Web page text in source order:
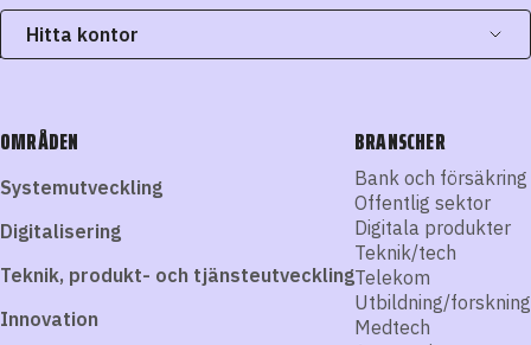
Hitta kontor
OMRÅDEN
Systemutveckling
Digitalisering
Teknik, produkt- och tjänsteutveckling
Innovation
BRANSCHER
Bank och försäkring
Offentlig sektor
Digitala produkter
Teknik/tech
Telekom
Utbildning/forskning
Medtech